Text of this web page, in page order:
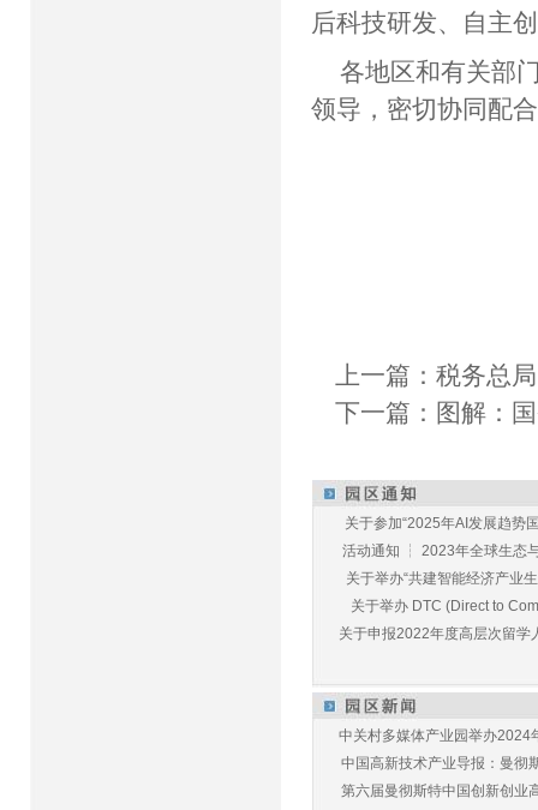
后科技研发、自主
各地区和有关部
领导，密切协同配
上一篇：税务总
下一篇： 图解：
关于参加“2025年AI发展趋势
活动通知 ┆ 2023年全球生态
关于举办“共建智能经济产业
关于举办 DTC (Direct to
关于申报2022年度高层次留学
中关村多媒体产业园举办2024
中国高新技术产业导报：曼彻
第六届曼彻斯特中国创新创业